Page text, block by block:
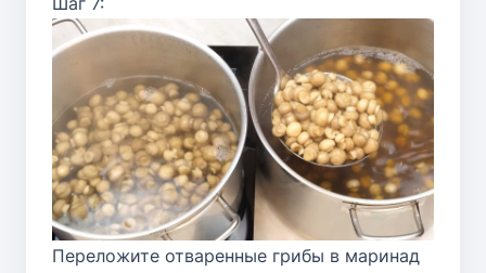
Переложите отваренные грибы в маринад